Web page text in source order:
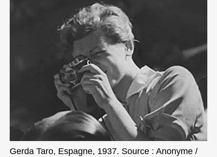
Gerda Taro, Espagne, 1937. Source : Anonyme /